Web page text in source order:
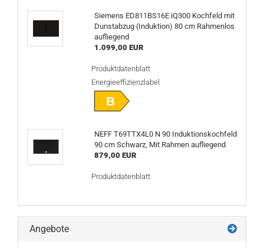
Siemens ED811BS16E iQ300 Kochfeld mit
Dunstabzug (Induktion) 80 cm Rahmenlos
aufliegend
1.099,00 EUR
Produktdatenblatt
Energieeffizienzlabel
B
NEFF T69TTX4L0 N 90 Induktionskochfeld
90 cm Schwarz, Mit Rahmen aufliegend
879,00 EUR
Produktdatenblatt
Angebote